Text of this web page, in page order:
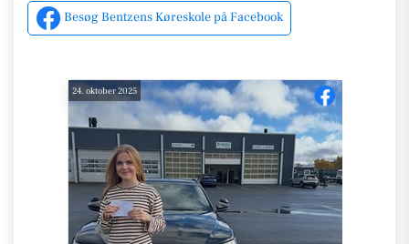
Besøg Bentzens Køreskole på Facebook
24. oktober 2025